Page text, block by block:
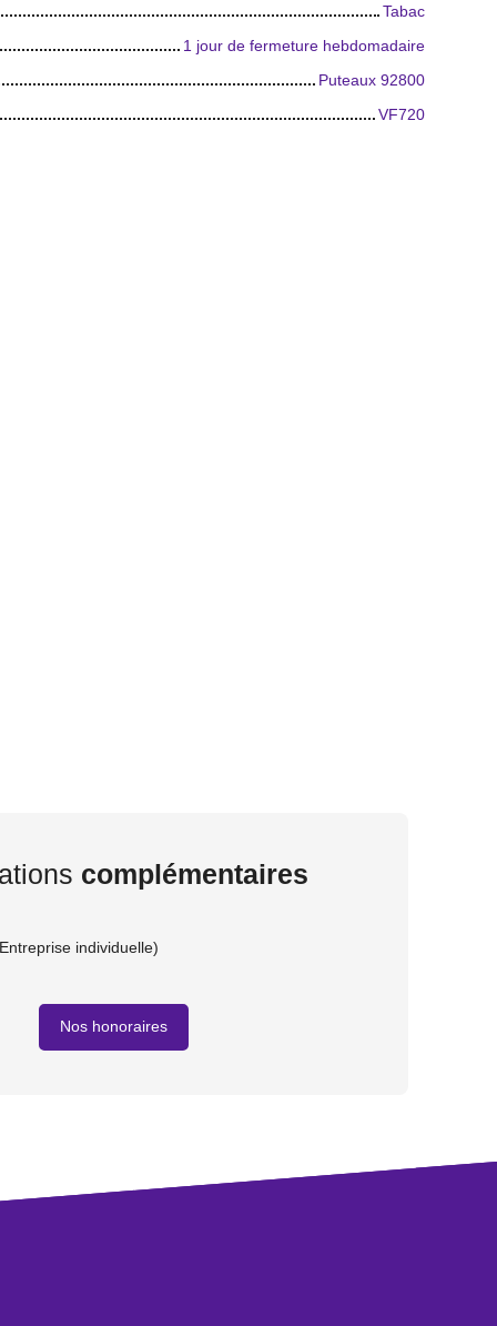
Tabac
1 jour de fermeture hebdomadaire
Puteaux 92800
VF720
complémentaires
individuelle)
Nos honoraires